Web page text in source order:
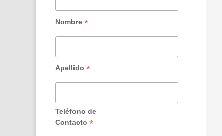
Nombre *
Apellido *
Teléfono de
Contacto *